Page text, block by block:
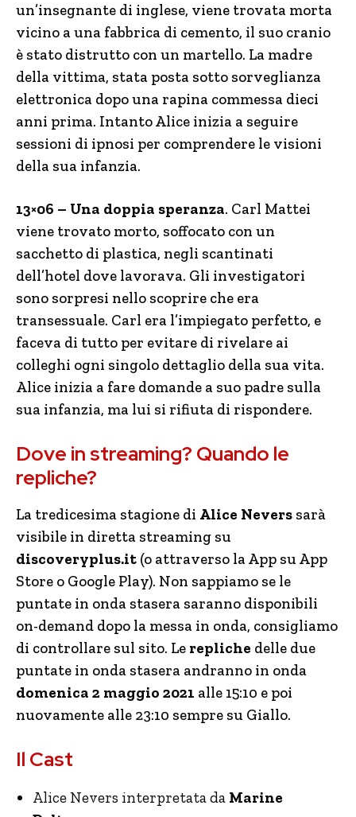
un’insegnante di inglese, viene trovata morta
vicino a una fabbrica di cemento, il suo cranio
è stato distrutto con un martello. La madre
della vittima, stata posta sotto sorveglianza
elettronica dopo una rapina commessa dieci
anni prima. Intanto Alice inizia a seguire
sessioni di ipnosi per comprendere le visioni
della sua infanzia.
13×06 – Una doppia speranza. Carl Mattei
viene trovato morto, soffocato con un
sacchetto di plastica, negli scantinati
dell’hotel dove lavorava. Gli investigatori
sono sorpresi nello scoprire che era
transessuale. Carl era l’impiegato perfetto, e
faceva di tutto per evitare di rivelare ai
colleghi ogni singolo dettaglio della sua vita.
Alice inizia a fare domande a suo padre sulla
sua infanzia, ma lui si rifiuta di rispondere.
Dove in streaming? Quando le
repliche?
La tredicesima stagione di Alice Nevers sarà
visibile in diretta streaming su
discoveryplus.it (o attraverso la App su App
Store o Google Play). Non sappiamo se le
puntate in onda stasera saranno disponibili
on-demand dopo la messa in onda, consigliamo
di controllare sul sito. Le repliche delle due
puntate in onda stasera andranno in onda
domenica 2 maggio 2021 alle 15:10 e poi
nuovamente alle 23:10 sempre su Giallo.
Il Cast
Alice Nevers interpretata da Marine